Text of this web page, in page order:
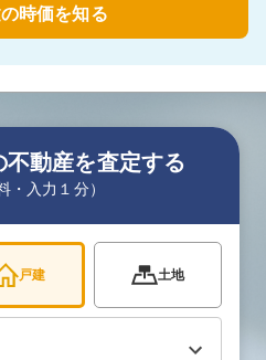
時価を知る
動産を査定する
・入力１分）
戸建 土地